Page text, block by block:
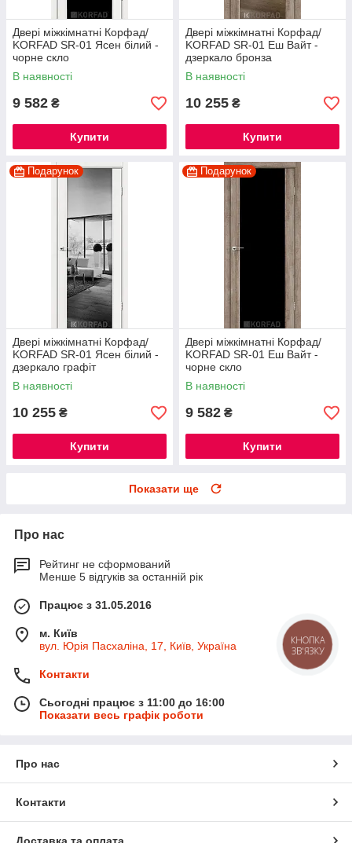
Двері міжкімнатні Корфад/
KORFAD SR-01 Ясен білий -
чорне скло
В наявності
9 582 ₴
Купити
Двері міжкімнатні Корфад/
KORFAD SR-01 Еш Вайт -
дзеркало бронза
В наявності
10 255 ₴
Купити
Подарунок
Двері міжкімнатні Корфад/
KORFAD SR-01 Ясен білий -
дзеркало графіт
В наявності
10 255 ₴
Купити
Подарунок
Двері міжкімнатні Корфад/
KORFAD SR-01 Еш Вайт -
чорне скло
В наявності
9 582 ₴
Купити
Показати ще
Про нас
Рейтинг не сформований
Менше 5 відгуків за останній рік
Працює з 31.05.2016
м. Київ
вул. Юрія Пасхаліна, 17, Київ, Україна
Контакти
Сьогодні працює з 11:00 до 16:00
Показати весь графік роботи
Про нас
Контакти
КНОПКА
ЗВ'ЯЗКУ